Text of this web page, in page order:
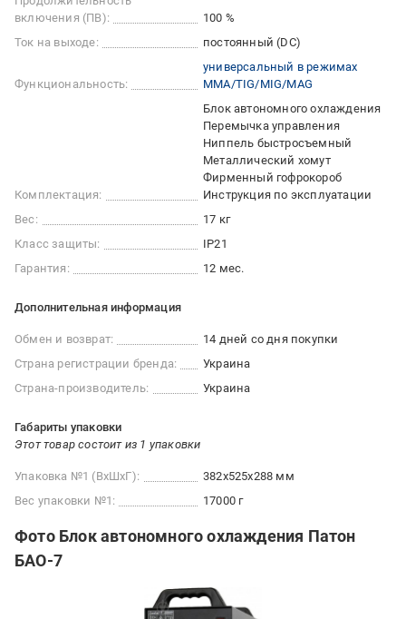
включения (ПВ):
100 %
Ток на выходе:
постоянный (DC)
Функциональность:
универсальный в режимах
ММА/TIG/MIG/MAG
Комплектация:
Блок автономного охлаждения
Перемычка управления
Ниппель быстросъемный
Металлический хомут
Фирменный гофрокороб
Инструкция по эксплуатации
Вес:
17 кг
Класс защиты:
IP21
Гарантия:
12 мес.
Дополнительная информация
Обмен и возврат:
14 дней со дня покупки
Страна регистрации бренда:
Украина
Страна-производитель:
Украина
Габариты упаковки
Этот товар состоит из 1 упаковки
Упаковка №1 (ВхШхГ):
382x525x288 мм
Вес упаковки №1:
17000 г
Фото Блок автономного охлаждения Патон
БАО-7